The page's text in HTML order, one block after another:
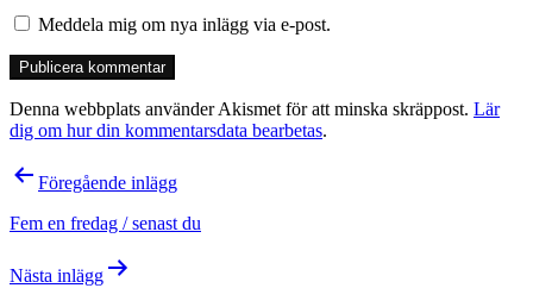
Meddela mig om nya inlägg via e-post.
Denna webbplats använder Akismet för att minska skräppost. Lär
dig om hur din kommentarsdata bearbetas.
Inläggsnavigering
Föregående inlägg
Fem en fredag / senast du
Nästa inlägg